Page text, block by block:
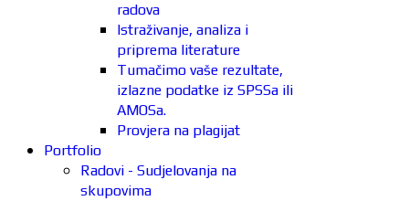
radova
Istraživanje, analiza i
priprema literature
Tumačimo vaše rezultate,
izlazne podatke iz SPSSa ili
AMOSa.
Provjera na plagijat
Portfolio
Radovi - Sudjelovanja na
skupovima